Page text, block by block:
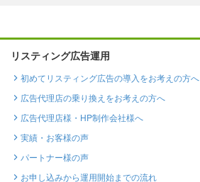
リスティング広告運用
初めてリスティング広告の導入をお考えの方へ
広告代理店の乗り換えをお考えの方へ
広告代理店様・HP制作会社様へ
実績・お客様の声
パートナー様の声
お申し込みから運用開始までの流れ